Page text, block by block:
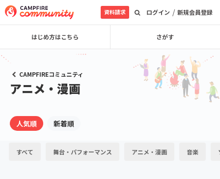
ログイン / 新規会員登録
資料請求
はじめ方はこちら さがす
CAMPFIREコミュニティ
アニメ・漫画
人気順 新着順
すべて 舞台・パフォーマンス アニメ・漫画 音楽